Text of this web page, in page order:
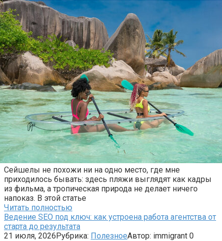
Сейшелы не похожи ни на одно место, где мне
приходилось бывать: здесь пляжи выглядят как кадры
из фильма, а тропическая природа не делает ничего
напоказ. В этой статье
Читать полностью
Ведение SEO под ключ: как устроена работа агентства от
старта до результата
21 июля, 2026Рубрика: ПолезноеАвтор: immigrant 0